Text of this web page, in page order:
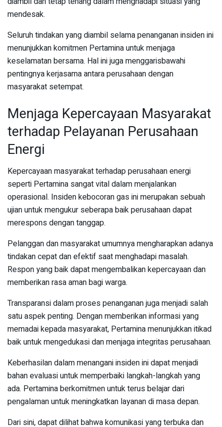
mendesak.
Seluruh tindakan yang diambil selama penanganan insiden ini
menunjukkan komitmen Pertamina untuk menjaga
keselamatan bersama. Hal ini juga menggarisbawahi
pentingnya kerjasama antara perusahaan dengan
masyarakat setempat.
Menjaga Kepercayaan Masyarakat
terhadap Pelayanan Perusahaan
Energi
Kepercayaan masyarakat terhadap perusahaan energi
seperti Pertamina sangat vital dalam menjalankan
operasional. Insiden kebocoran gas ini merupakan sebuah
ujian untuk mengukur seberapa baik perusahaan dapat
merespons dengan tanggap.
Pelanggan dan masyarakat umumnya mengharapkan adanya
tindakan cepat dan efektif saat menghadapi masalah.
Respon yang baik dapat mengembalikan kepercayaan dan
memberikan rasa aman bagi warga.
Transparansi dalam proses penanganan juga menjadi salah
satu aspek penting. Dengan memberikan informasi yang
memadai kepada masyarakat, Pertamina menunjukkan itikad
baik untuk mengedukasi dan menjaga integritas perusahaan.
Keberhasilan dalam menangani insiden ini dapat menjadi
bahan evaluasi untuk memperbaiki langkah-langkah yang
ada. Pertamina berkomitmen untuk terus belajar dari
pengalaman untuk meningkatkan layanan di masa depan.
Dari sini, dapat dilihat bahwa komunikasi yang terbuka dan